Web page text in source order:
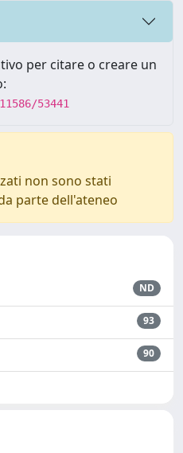
per citare o creare un
53441
non sono stati
parte dell'ateneo
ND
93
90